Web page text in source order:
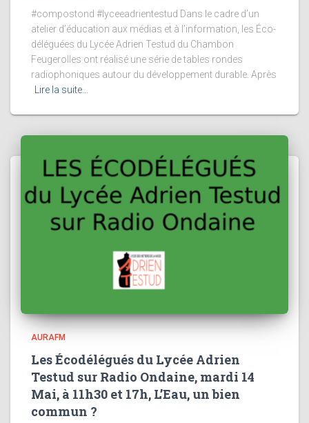
#compostond #lyceeadrientestud Dans le cadre d’un
atelier d’éducation aux médias et à l’information, les Éco-
déléguées du Lycée Adrien Testud du Chambon
Feugerolles ont réalisé une série de tables rondes
radiophoniques autour du développement durable. Après
Lire la suite…
AURAFM
Les Écodélégués du Lycée Adrien
Testud sur Radio Ondaine, mardi 14
Mai, à 11h30 et 17h, L’Eau, un bien
commun ?